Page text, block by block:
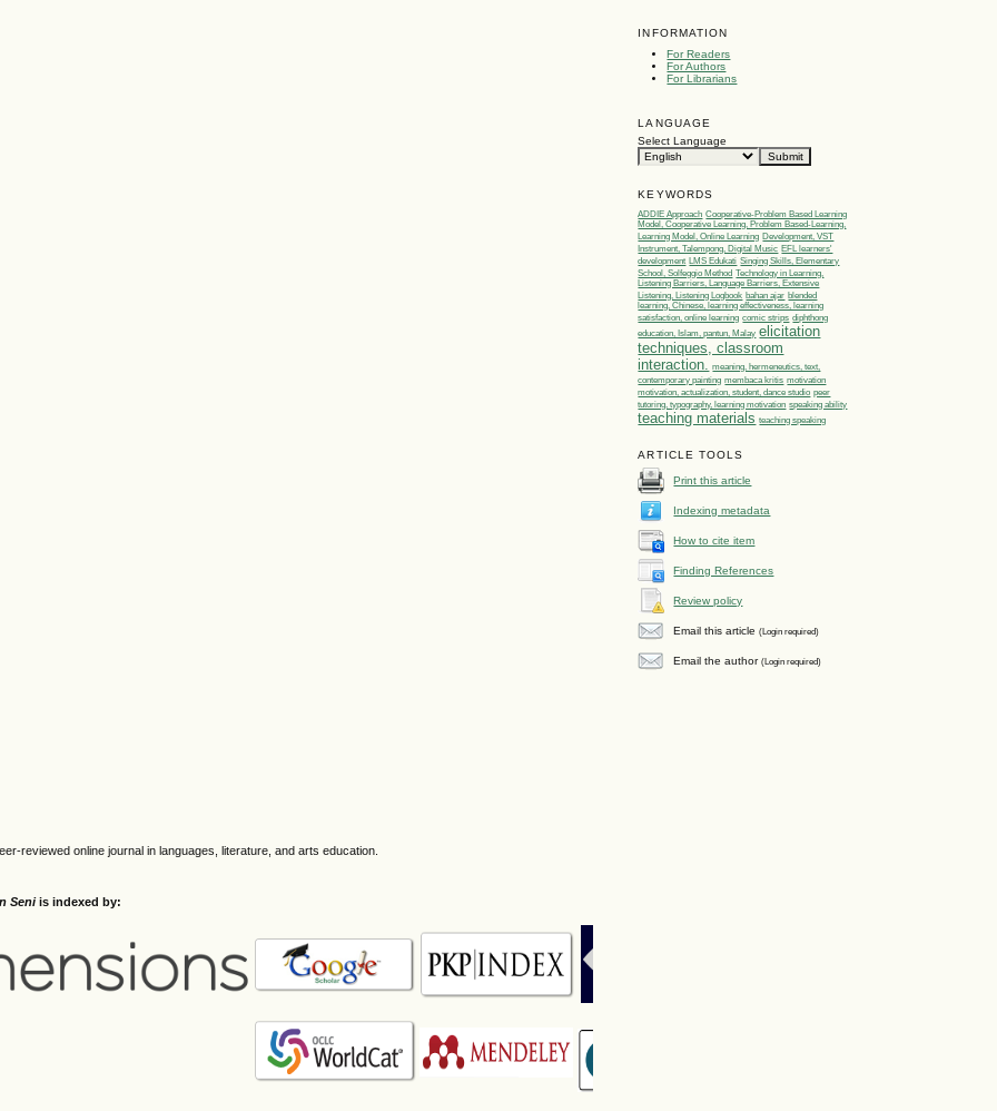
INFORMATION
For Readers
For Authors
For Librarians
LANGUAGE
Select Language
KEYWORDS
ADDIE Approach Cooperative-Problem Based Learning
Model, Cooperative Learning, Problem Based-Learning,
Learning Model, Online Learning Development, VST
Instrument, Talempong, Digital Music EFL learners'
development
LMS Edukati Singing Skills, Elementary
School, Solfeggio Method Technology in Learning,
Listening Barriers, Language Barriers, Extensive
Listening, Listening Logbook bahan ajar blended
learning, Chinese, learning effectiveness, learning
satisfaction, online learning comic strips diphthong
education, Islam, pantun, Malay elicitation
techniques, classroom
interaction.
meaning, hermeneutics, text,
contemporary painting membaca kritis motivation
motivation, actualization, student, dance studio peer
tutoring, typography, learning motivation speaking ability
teaching materials teaching speaking
ARTICLE TOOLS
Print this article
Indexing metadata
How to cite item
Finding References
Review policy
Email this article(Login required)
Email the author(Login required)
reviewed online journal in languages, literature, and arts education.
Seniis indexed by: